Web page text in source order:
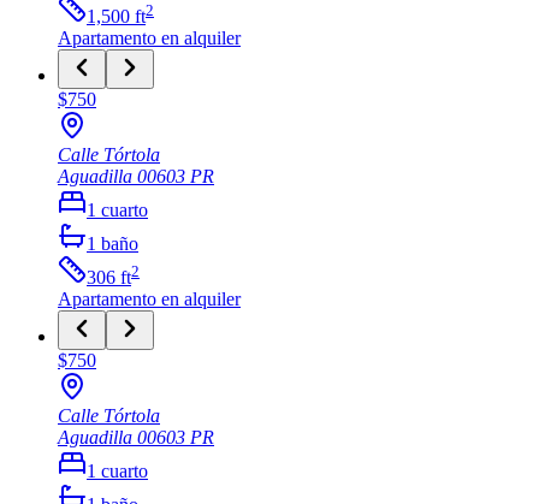
1,500 ft2
Apartamento en alquiler
$750
Calle Tórtola
Aguadilla 00603 PR
1 cuarto
1 baño
306 ft2
Apartamento en alquiler
$750
Calle Tórtola
Aguadilla 00603 PR
1 cuarto